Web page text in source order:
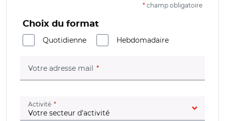
* champ obligatoire
Choix du format
Quotidienne
Hebdomadaire
Votre adresse mail (champ obligatoire)
Activité (champ obligatoire)